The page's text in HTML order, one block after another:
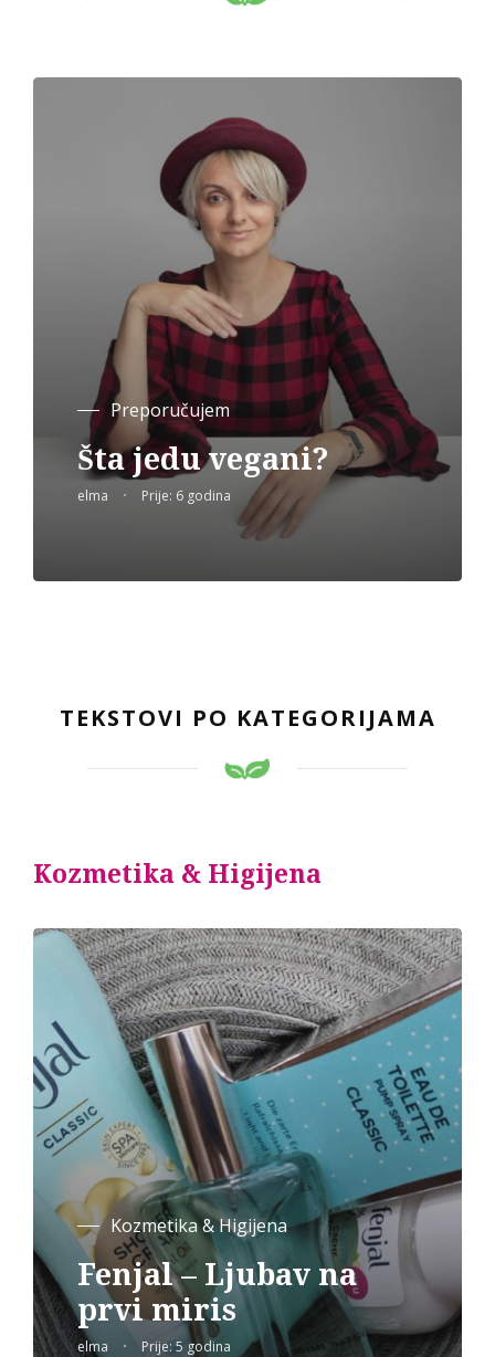
Preporučujem
Šta jedu vegani?
elma Prije: 6 godina
TEKSTOVI PO KATEGORIJAMA
Kozmetika & Higijena
Kozmetika & Higijena
Fenjal – Ljubav na
prvi miris
elma Prije: 5 godina